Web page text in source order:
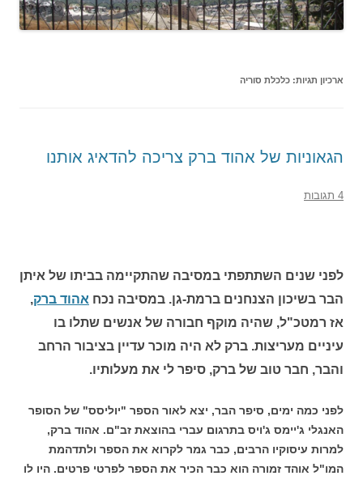
ארכיון תגיות: כלכלת סוריה
הגאוניות של אהוד ברק צריכה להדאיג אותנו
4 תגובות
לפני שנים השתתפתי במסיבה שהתקיימה בביתו של איתן
הבר בשיכון הצנחנים ברמת-גן. במסיבה נכח אהוד ברק,
אז רמטכ"ל, שהיה מוקף חבורה של אנשים שתלו בו
עיניים מעריצות. ברק לא היה מוכר עדיין בציבור הרחב
והבר, חבר טוב של ברק, סיפר לי את מעלותיו.
לפני כמה ימים, סיפר הבר, יצא לאור הספר "יוליסס" של הסופר
האנגלי ג'יימס ג'ויס בתרגום עברי בהוצאת זב"ם. אהוד ברק,
למרות עיסוקיו הרבים, כבר גמר לקרוא את הספר ולתדהמת
המו"ל אוהד זמורה הוא כבר הכיר את הספר לפרטי פרטים. היו לו